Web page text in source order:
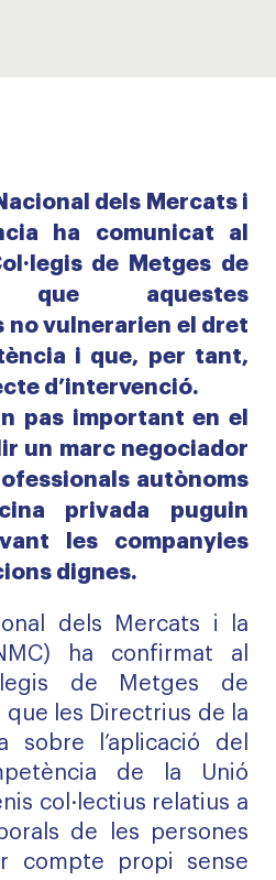
dels Mercats i
ha comunicat al
de Metges de
que aquestes
no vulnerarien el dret
i que, per tant,
d’intervenció.
pas important en el
un marc negociador
autònoms
privada puguin
les companyies
dignes.
dels Mercats i la
ha confirmat al
de Metges de
que les Directrius de la
sobre l’aplicació del
de la Unió
col·lectius relatius a
de les persones
compte propi sense